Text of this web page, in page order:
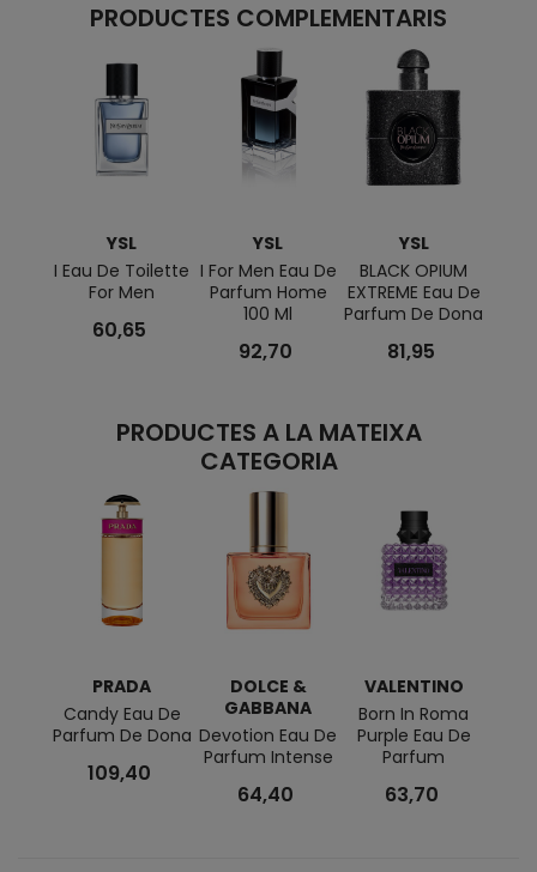
PRODUCTES COMPLEMENTARIS
YSL
I Eau De Toilette
For Men
60,65
YSL
I For Men Eau De
Parfum Home
100 Ml
92,70
YSL
BLACK OPIUM
EXTREME Eau De
Parfum De Dona
81,95
PRODUCTES A LA MATEIXA
CATEGORIA
PRADA
Candy Eau De
Parfum De Dona
109,40
DOLCE &
GABBANA
Devotion Eau De
Parfum Intense
64,40
VALENTINO
Born In Roma
Purple Eau De
Parfum
63,70